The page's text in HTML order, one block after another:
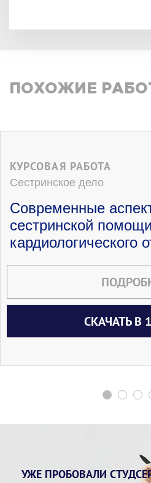
ПОХОЖИЕ
КУРСОВАЯ РАБОТА
Сестринское дело
Современные
сестринской
кардиологического
СКАЧАТЬ В
УЖЕ ПРОБОВАЛИ